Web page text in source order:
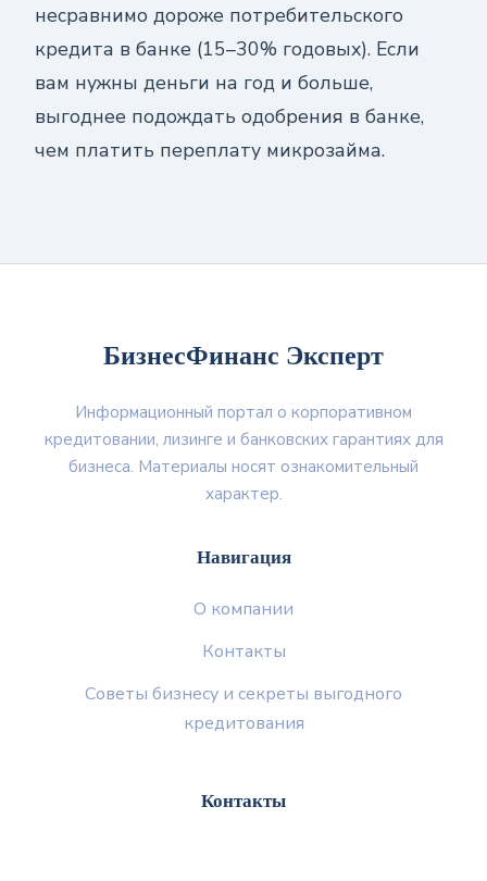
несравнимо дороже потребительского
кредита в банке (15–30% годовых). Если
вам нужны деньги на год и больше,
выгоднее подождать одобрения в банке,
чем платить переплату микрозайма.
БизнесФинанс Эксперт
Информационный портал о корпоративном
кредитовании, лизинге и банковских гарантиях для
бизнеса. Материалы носят ознакомительный
характер.
Навигация
О компании
Контакты
Советы бизнесу и секреты выгодного
кредитования
Контакты